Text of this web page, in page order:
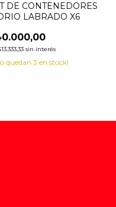
DE CONTENEDORES
LABRADO X6
sin interés
quedan 3 en stock!